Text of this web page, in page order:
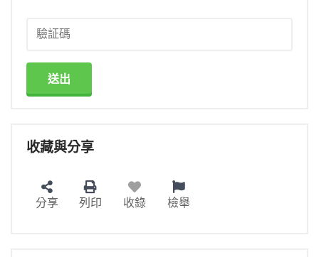
送出
收藏與分享
分享 列印 收錄 檢舉